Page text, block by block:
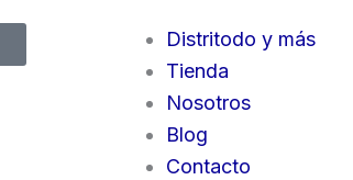
Distritodo y más
Tienda
Nosotros
Blog
Contacto